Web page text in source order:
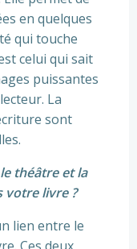
en quelques
qui touche
celui qui sait
puissantes
La
sont
théâtre et la
votre livre ?
lien entre le